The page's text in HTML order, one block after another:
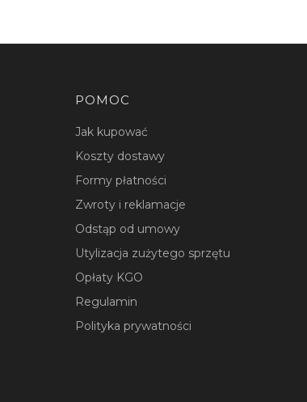
Linki w stopce
POMOC
Jak kupować
Koszty dostawy
Formy płatności
Zwroty i reklamacje
Odstąp od umowy
Utylizacja zużytego sprzętu
Opłaty KGO
Regulamin
Polityka prywatności